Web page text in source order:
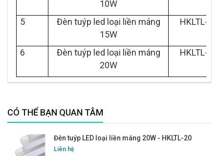
10W
5
Đèn tuýp led loại liền máng
15W
HKLTL-15
6
Đèn tuýp led loại liền máng
20W
HKLTL-20
CÓ THỂ BẠN QUAN TÂM
Đèn tuýp LED loại liền máng 20W - HKLTL-20
Liên hệ